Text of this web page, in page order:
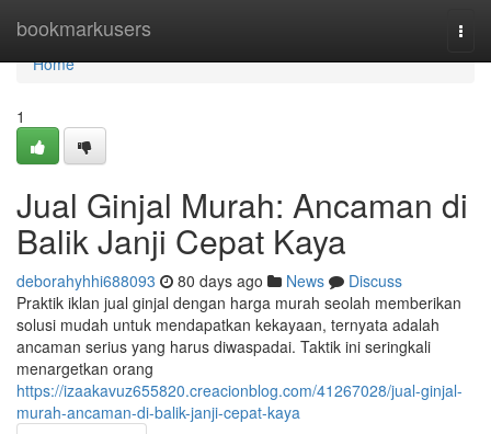
bookmarkusers
Home
Home
1
Jual Ginjal Murah: Ancaman di
Balik Janji Cepat Kaya
deborahyhhi688093 80 days ago News
Discuss
Praktik iklan jual ginjal dengan harga murah seolah memberikan
solusi mudah untuk mendapatkan kekayaan, ternyata adalah
ancaman serius yang harus diwaspadai. Taktik ini seringkali
menargetkan orang
https://izaakavuz655820.creacionblog.com/41267028/jual-ginjal-
murah-ancaman-di-balik-janji-cepat-kaya